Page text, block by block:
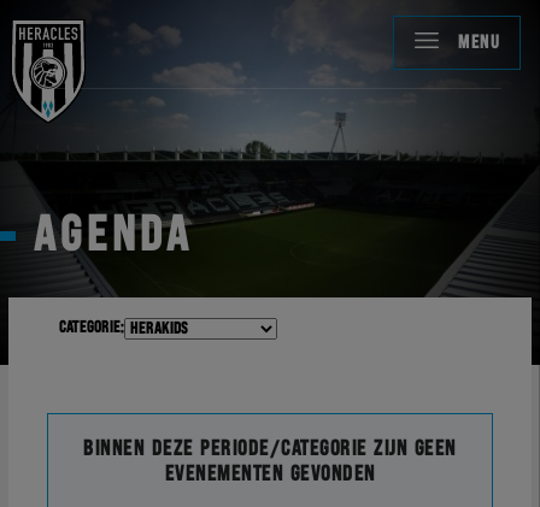
MENU
AGENDA
Categorie:
Binnen deze periode/categorie zijn geen
evenementen gevonden